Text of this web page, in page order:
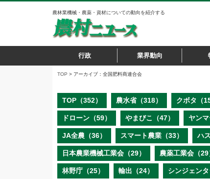
農林業機械・農薬・資材についての動向を紹介する
行政 業界動向
TOP > アーカイブ：全国肥料商連合会
TOP（352） 農水省（318） クボタ（
ドローン（59） やまびこ（47） ヤンマ
JA全農（36） スマート農業（33） ハ
日本農業機械工業会（29） 農薬工業会（29
林野庁（25） 輸出（24） シンジェンタ